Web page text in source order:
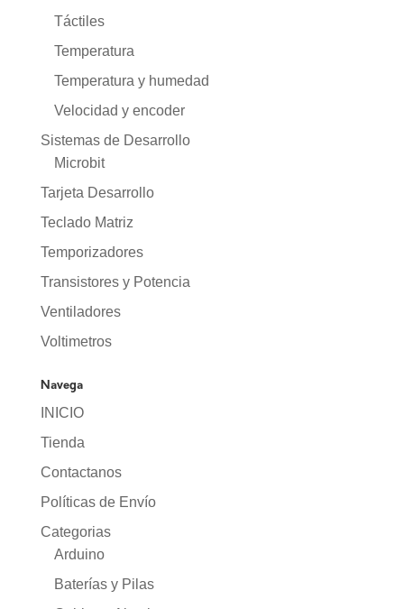
Táctiles
Temperatura
Temperatura y humedad
Velocidad y encoder
Sistemas de Desarrollo
Microbit
Tarjeta Desarrollo
Teclado Matriz
Temporizadores
Transistores y Potencia
Ventiladores
Voltimetros
Navega
INICIO
Tienda
Contactanos
Políticas de Envío
Categorias
Arduino
Baterías y Pilas